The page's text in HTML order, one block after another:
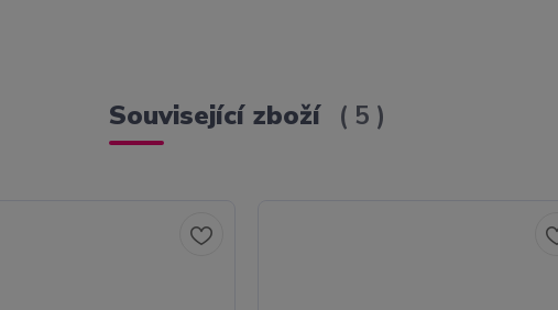
Související zboží 5